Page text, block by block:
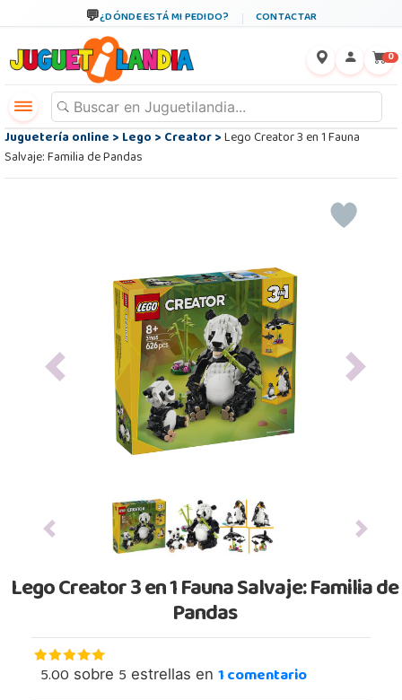
¿DÓNDE ESTÁ MI PEDIDO? CONTACTAR
0
Juguetería online>Lego>Creator>Lego Creator 3 en 1 Fauna
Salvaje: Familia de Pandas
Previous Next
Previous Next
Lego Creator 3 en 1 Fauna Salvaje: Familia de
Pandas
5.00 sobre 5 estrellas en 1comentario